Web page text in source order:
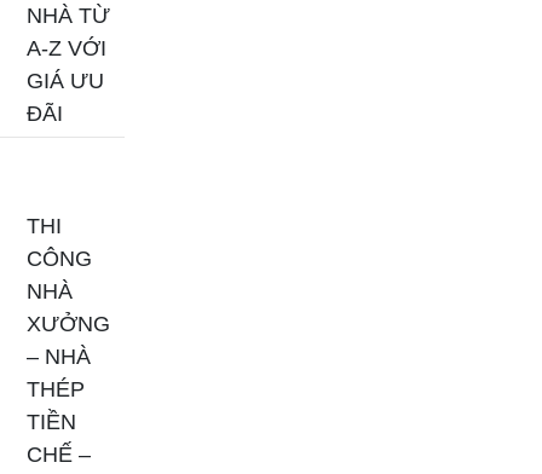
NHÀ TỪ
A-Z VỚI
GIÁ ƯU
ĐÃI
THI
CÔNG
NHÀ
XƯỞNG
– NHÀ
THÉP
TIỀN
CHẾ –